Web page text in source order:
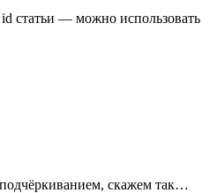
статьи — можно использовать
скажем так…